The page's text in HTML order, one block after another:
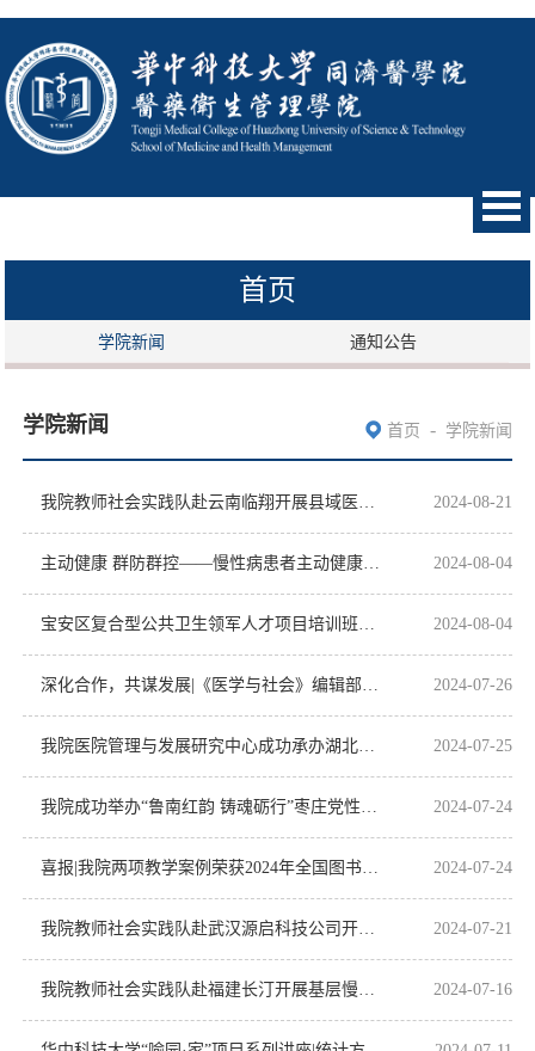
首页
学院新闻 通知公告
学院新闻 首页 - 学院新闻
我院教师社会实践队赴云南临翔开展县域医共体及基层卫生综合改革调研 2024-08-21
主动健康 群防群控——慢性病患者主动健康行为干预项目启动会在我院顺利召开 2024-08-04
宝安区复合型公共卫生领军人才项目培训班（第八期）在北京市顺利举办 2024-08-04
深化合作，共谋发展|《医学与社会》编辑部一行赴郴州市第一人民医院进行交流调研 2024-07-26
我院医院管理与发展研究中心成功承办湖北省人力资源管理大会 2024-07-25
我院成功举办“鲁南红韵 铸魂砺行”枣庄党性教育活动 2024-07-24
喜报|我院两项教学案例荣获2024年全国图书情报案例大赛“优秀案例奖” 2024-07-24
我院教师社会实践队赴武汉源启科技公司开展“数智化赋能基层卫生，新质生产力引领健康未来”调研 2024-07-21
我院教师社会实践队赴福建长汀开展基层慢病健康管理服务综合改革调研 2024-07-16